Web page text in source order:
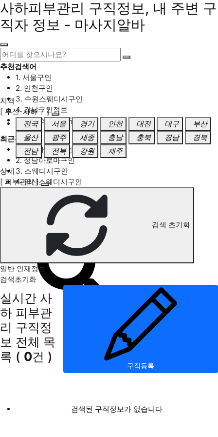
사하피부관리 구직정보, 내 주변 구
직자 정보 - 마사지알바
추천검색어
1. 서울구인
2. 인천구인
3. 수원스웨디시구인
4. 강남구인정보
5. 동탄스웨디시구인
최근검색어
1. 일산마사지구인
2. 성남아로마구인
3. 스웨디시구인
4. 안산스웨디시구인
사하 피부관리 구직정보
지역
[ 부산-사하구 ]
전국
서울 경기 인천 대전 대구
부산
울산
광주 세종 충남 충북 경남
경북
전남
전북 강원 제주
상세
[ 피부관리 ]
검색 초기화
일반 인재정보
검색초기화
실시간 사
하 피부관
리 구직정
보 전체 목
록 ( 0건 )
구직등록
검색된 구직정보가 없습니다